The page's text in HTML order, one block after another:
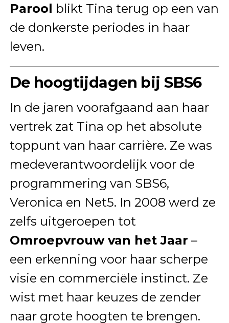
Parool blikt Tina terug op een van
de donkerste periodes in haar
leven.
De hoogtijdagen bij SBS6
In de jaren voorafgaand aan haar
vertrek zat Tina op het absolute
toppunt van haar carrière. Ze was
medeverantwoordelijk voor de
programmering van SBS6,
Veronica en Net5. In 2008 werd ze
zelfs uitgeroepen tot
Omroepvrouw van het Jaar –
een erkenning voor haar scherpe
visie en commerciële instinct. Ze
wist met haar keuzes de zender
naar grote hoogten te brengen.